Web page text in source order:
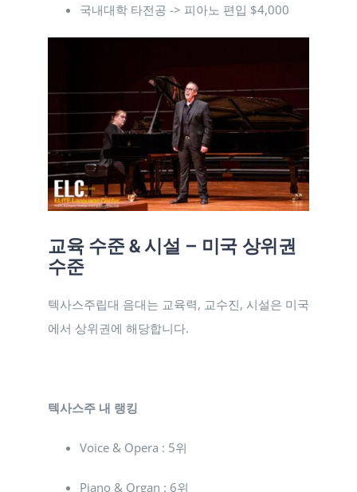
국내대학 타전공 -> 피아노 편입 $4,000
교육 수준 & 시설 – 미국 상위권
수준
텍사스주립대 음대는 교육력, 교수진, 시설은 미국
에서 상위권에 해당합니다.
텍사스주 내 랭킹
Voice & Opera : 5위
Piano & Organ : 6위